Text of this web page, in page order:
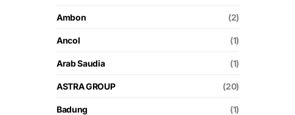
Ambon (2)
Ancol (1)
Arab Saudia (1)
ASTRA GROUP (20)
Badung (1)